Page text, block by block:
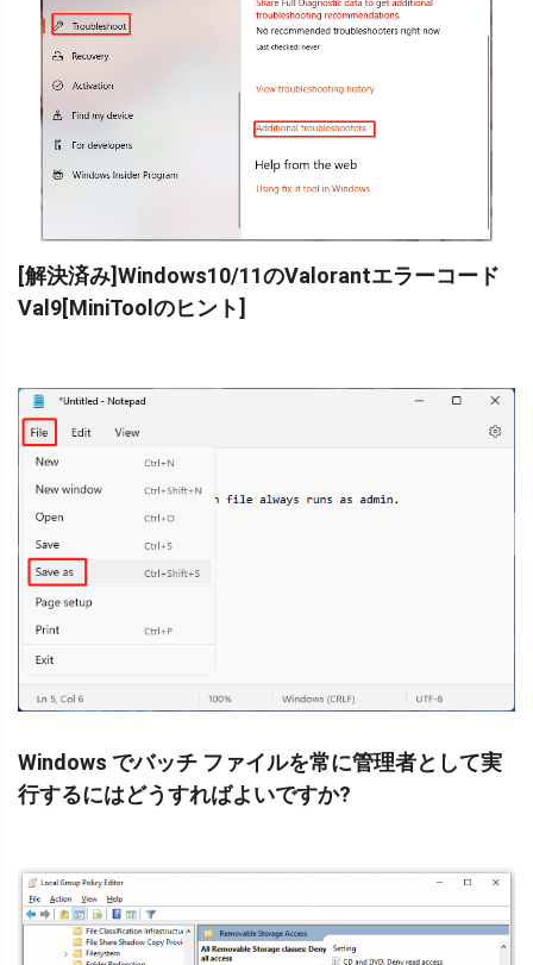
[解決済み]Windows10/11のValorantエラーコード
Val9[MiniToolのヒント]
Windows でバッチ ファイルを常に管理者として実
行するにはどうすればよいですか?